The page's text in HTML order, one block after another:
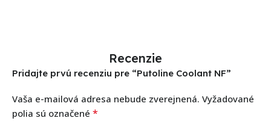
Recenzie
Pridajte prvú recenziu pre “Putoline Coolant NF”
Vaša e-mailová adresa nebude zverejnená. Vyžadované
polia sú označené *